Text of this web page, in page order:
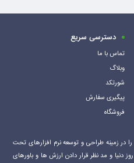
دسترسی سریع
تماس با ما
وبلاگ
شورتکد
پیگیری سفارش
فروشگاه
سال 1390 فعالیت خود را در زمینه طراحی و توسعه نرم افزارهای تحت
دنیا و مد نظر قرار دادن ارزش ها و باورهای